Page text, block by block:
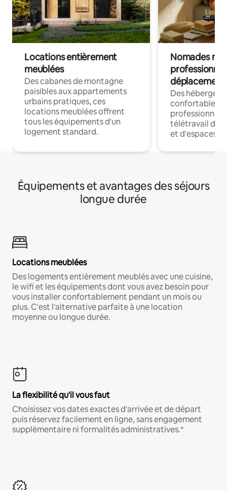
Locations entièrement
meublées
Des cabanes de montagne
paisibles aux appartements
urbains pratiques, ces
locations meublées offrent
tous les équipements d'un
logement standard.
Nomades
déplacement
Des
confortables
professionnels
télétravail
et d'espaces
Équipements et avantages des séjours
longue durée
Locations meublées
Des logements entièrement meublés avec une cuisine,
le wifi et les équipements dont vous avez besoin pour
vous installer confortablement pendant un mois ou
plus. C'est l'alternative parfaite à une location
moyenne ou longue durée.
La flexibilité qu'il vous faut
Choisissez vos dates exactes d'arrivée et de départ
puis réservez facilement en ligne, sans engagement
supplémentaire ni formalités administratives.*